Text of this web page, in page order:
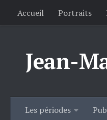
Skip to content
Accueil Portraits
Jean-
Les périodes